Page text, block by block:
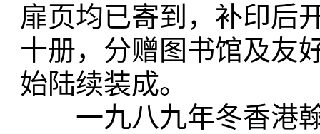
扉页均已寄到，补印后
十册，分赠图书馆及友
始陆续装成。
一九八九年冬香港翰